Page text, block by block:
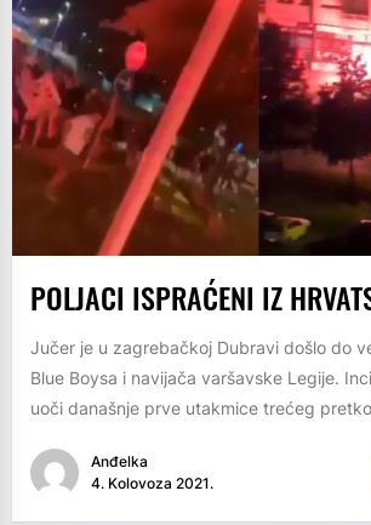
POLJACI ISPRAĆENI IZ
Jučer je u zagrebačkoj Dubravi došlo do
Blue Boysa i navijača varšavske Legije.
uoči današnje prve utakmice trećeg
Anđelka
4. Kolovoza 2021.